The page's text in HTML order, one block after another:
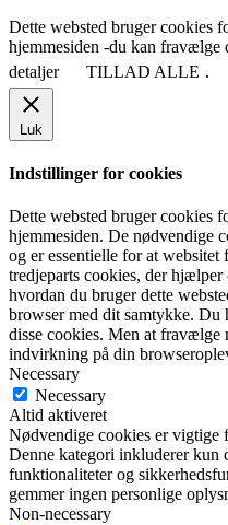
Dette websted bruger cookies
hjemmesiden -du kan fravælge
detaljer
TILLAD ALLE .
Luk
Indstillinger for cookies
Dette websted bruger cookies
hjemmesiden. De nødvendige
og er essentielle for at
tredjeparts cookies, der hjælper
hvordan du bruger dette
browser med dit samtykke.
disse cookies. Men at fravælge
indvirkning på din
Necessary
Necessary
Altid aktiveret
Nødvendige cookies er vigtige
Denne kategori inkluderer kun
funktionaliteter og
gemmer ingen personlige
Non-necessary